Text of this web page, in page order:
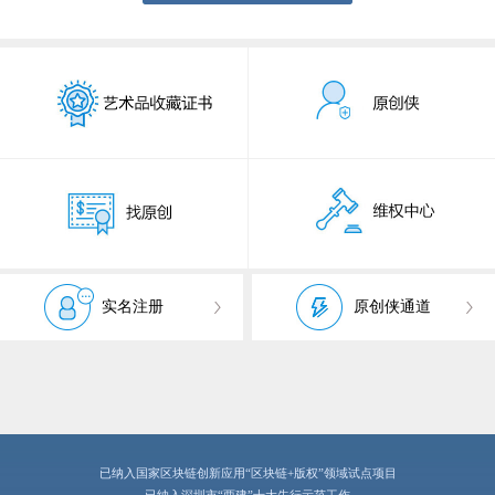
实名注册 原创侠通道
已纳入国家区块链创新应用“区块链+版权”领域试点项目